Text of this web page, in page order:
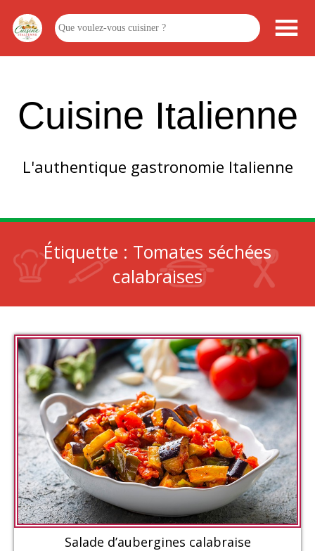
Cuisine Italienne
L'authentique gastronomie Italienne
Étiquette : Tomates séchées
calabraises
Salade d’aubergines calabraise